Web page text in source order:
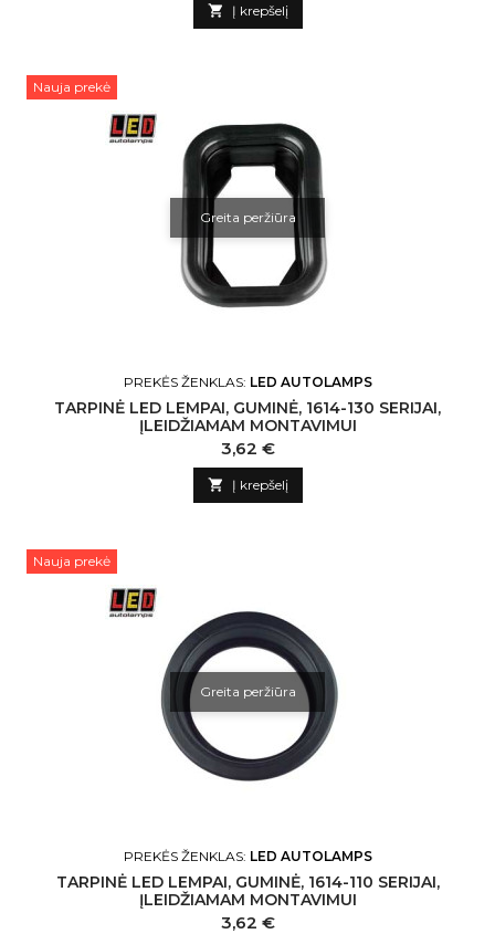
 Į krepšelį
Nauja prekė
Greita peržiūra
PREKĖS ŽENKLAS: LED AUTOLAMPS
TARPINĖ LED LEMPAI, GUMINĖ, 1614-130 SERIJAI,
ĮLEIDŽIAMAM MONTAVIMUI
Kaina
3,62 €
 Į krepšelį
Nauja prekė
Greita peržiūra
PREKĖS ŽENKLAS: LED AUTOLAMPS
TARPINĖ LED LEMPAI, GUMINĖ, 1614-110 SERIJAI,
ĮLEIDŽIAMAM MONTAVIMUI
Kaina
3,62 €